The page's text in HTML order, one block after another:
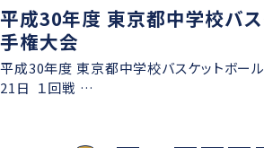
平成30年度 東京都中学校バ
手権大会
平成30年度 東京都中学校バスケットボー
21日 １回戦 …